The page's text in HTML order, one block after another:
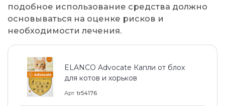
подобное использование средства должно
основываться на оценке рисков и
необходимости лечения.
ELANCO Advocate Капли от блох
для котов и хорьков
Арт tr54176